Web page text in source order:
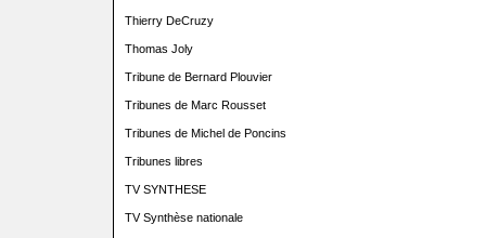
Thierry DeCruzy
Thomas Joly
Tribune de Bernard Plouvier
Tribunes de Marc Rousset
Tribunes de Michel de Poncins
Tribunes libres
TV SYNTHESE
TV Synthèse nationale